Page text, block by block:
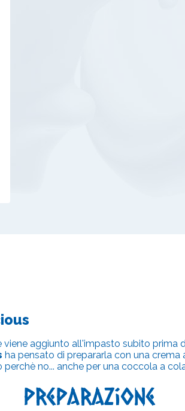
aggiunto all'impasto subito prima
ha pensato di prepararla con una
no... anche per una coccola a
Preparazione